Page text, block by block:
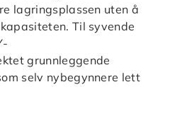
lagringsplassen uten å
Til syvende
grunnleggende
selv nybegynnere lett